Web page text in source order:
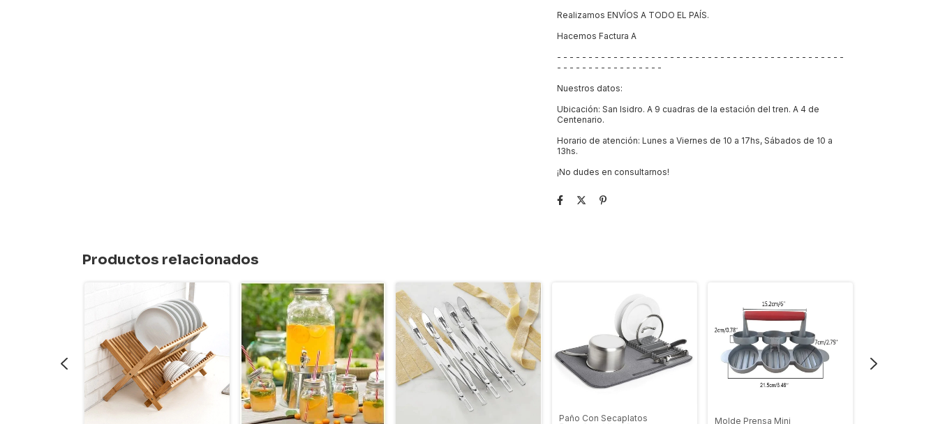
Realizamos ENVÍOS A TODO EL PAÍS.
Hacemos Factura A
- - - - - - - - - - - - - - - - - - - - - - - - - - - - - - - - - - - - - - - - - - - - - -
- - - - - - - - - - - - - - - - -
Nuestros datos:
Ubicación: San Isidro. A 9 cuadras de la estación del tren. A 4 de
Centenario.
Horario de atención: Lunes a Viernes de 10 a 17hs, Sábados de 10 a
13hs.
¡No dudes en consultarnos!
Productos relacionados
Paño Con Secaplatos
Molde Prensa Mini